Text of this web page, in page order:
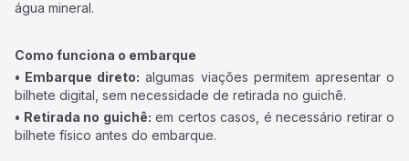
água mineral.
Como funciona o embarque
• Embarque direto: algumas viações permitem apresentar o
bilhete digital, sem necessidade de retirada no guichê.
• Retirada no guichê: em certos casos, é necessário retirar o
bilhete físico antes do embarque.